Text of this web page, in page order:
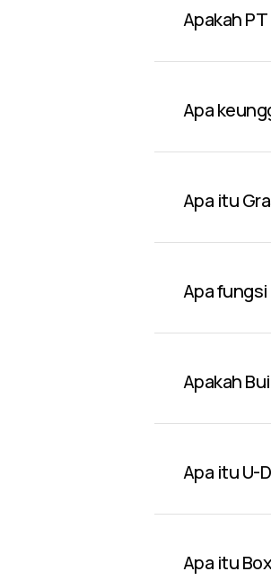
Apakah
Apa
Apa itu
Apa
Apakah
Apa itu U-
Apa itu